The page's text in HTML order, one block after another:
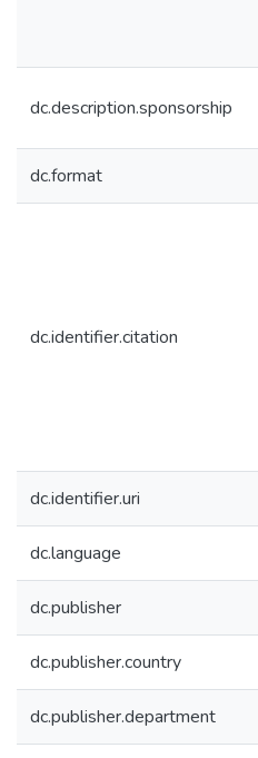
dc.description.sponsorship
dc.format
dc.identifier.citation
dc.identifier.uri
dc.language
dc.publisher
dc.publisher.country
dc.publisher.department